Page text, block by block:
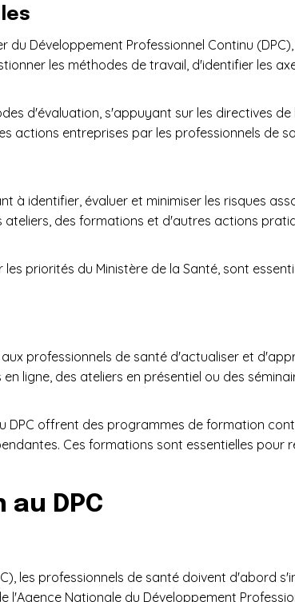
Développement Professionnel Continu
les méthodes de travail, d'identifier les
d'évaluation, s'appuyant sur les directives
actions entreprises par les professionnels de
à identifier, évaluer et minimiser les risques
des formations et d'autres actions
priorités du Ministère de la Santé, sont
professionnels de santé d'actualiser et
ligne, des ateliers en présentiel ou des
offrent des programmes de formation
Ces formations sont essentielles pour
DPC
les professionnels de santé doivent d'abord
Nationale du Développement